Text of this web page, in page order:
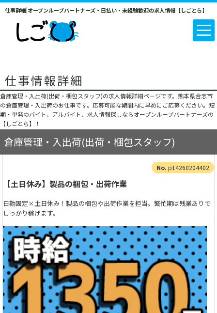
仕事詳細|オープンループパートナーズ・日払い・未経験歓迎の求人情報【しごとら】
仕事情報詳細
倉庫管理・入出荷(出荷・梱包スタッフ)の求人情報詳細ページです。熊本県合志市
の倉庫管理・入出荷のお仕事です。応募可能な期間内に早めにご応募ください。短
期・単発のバイト、アルバイト、求人情報探しならオープンループパートナーズの
【しごとら】！
倉庫管理・入出荷(出荷・梱包スタッフ)
p14260204402
【土日休み】製品の梱包・出荷作業
日勤固定×土日休み！製品の梱包や出荷作業を担当。繁忙期は残業ありで
しっかり稼げます。